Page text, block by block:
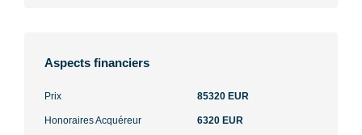
Aspects financiers
Prix 85320 EUR
Honoraires Acquéreur 6320 EUR